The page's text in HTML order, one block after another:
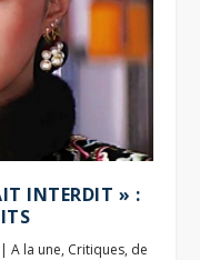
INTERDIT » :
|A la une, Critiques, de